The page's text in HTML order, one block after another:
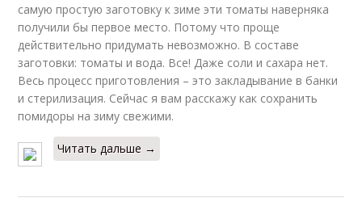
самую простую заготовку к зиме эти томаты наверняка
получили бы первое место. Потому что проще
действительно придумать невозможно. В составе
заготовки: томаты и вода. Все! Даже соли и сахара нет.
Весь процесс приготовления – это закладывание в банки
и стерилизация. Сейчас я вам расскажу как сохранить
помидоры на зиму свежими.
Читать дальше →